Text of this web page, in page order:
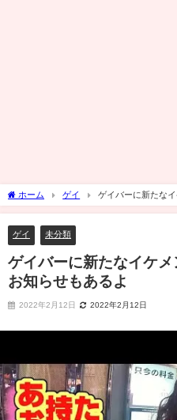
ホーム ゲイ
ゲイバーに新たな
るよ
ゲイ 未分類
ゲイバーに新たなイケ
お知らせもあるよ
2022年2月12日 2022年2月12日